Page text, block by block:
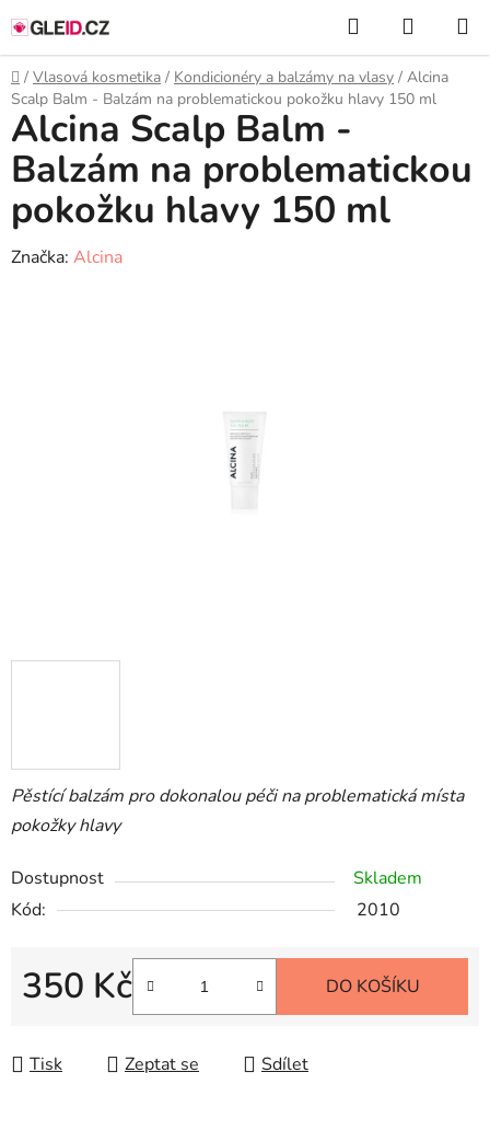
na
obsah
Hledat
KOŠÍK
Domů
/ Vlasová kosmetika / Kondicionéry a balzámy na vlasy / Alcina
Scalp Balm - Balzám na problematickou pokožku hlavy 150 ml
Pěstící balzám pro dokonalou péči na problematická místa
pokožky hlavy
Dostupnost
Skladem
Kód:
2010
350 Kč DO KOŠÍKU
Tisk Zeptat se Sdílet
Alcina Scalp Balm -
Balzám na problematickou
pokožku hlavy 150 ml
Značka: Alcina